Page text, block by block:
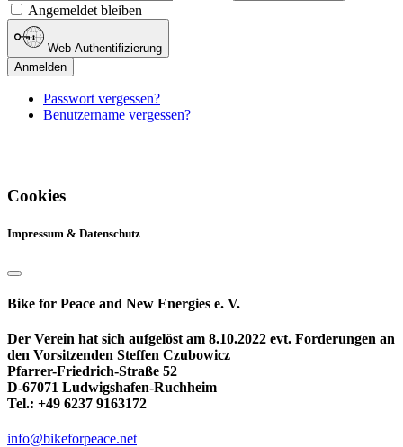
Angemeldet bleiben
Web-Authentifizierung
Anmelden
Passwort vergessen?
Benutzername vergessen?
Cookies
Impressum & Datenschutz
Bike for Peace and New Energies e. V.
Der Verein hat sich aufgelöst am 8.10.2022 evt. Forderungen an
den Vorsitzenden Steffen Czubowicz
Pfarrer-Friedrich-Straße 52
D-67071 Ludwigshafen-Ruchheim
Tel.: +49 6237 9163172
info@bikeforpeace.net